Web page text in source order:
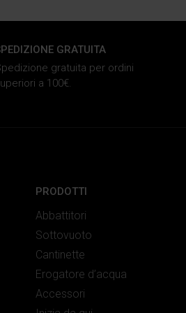
GRATUITA
gratuita per ordini
a 100€.
PRODOTTI
Abbattitori
Sottovuoto
Cantinette
Erogatore d’acqua
Accessori